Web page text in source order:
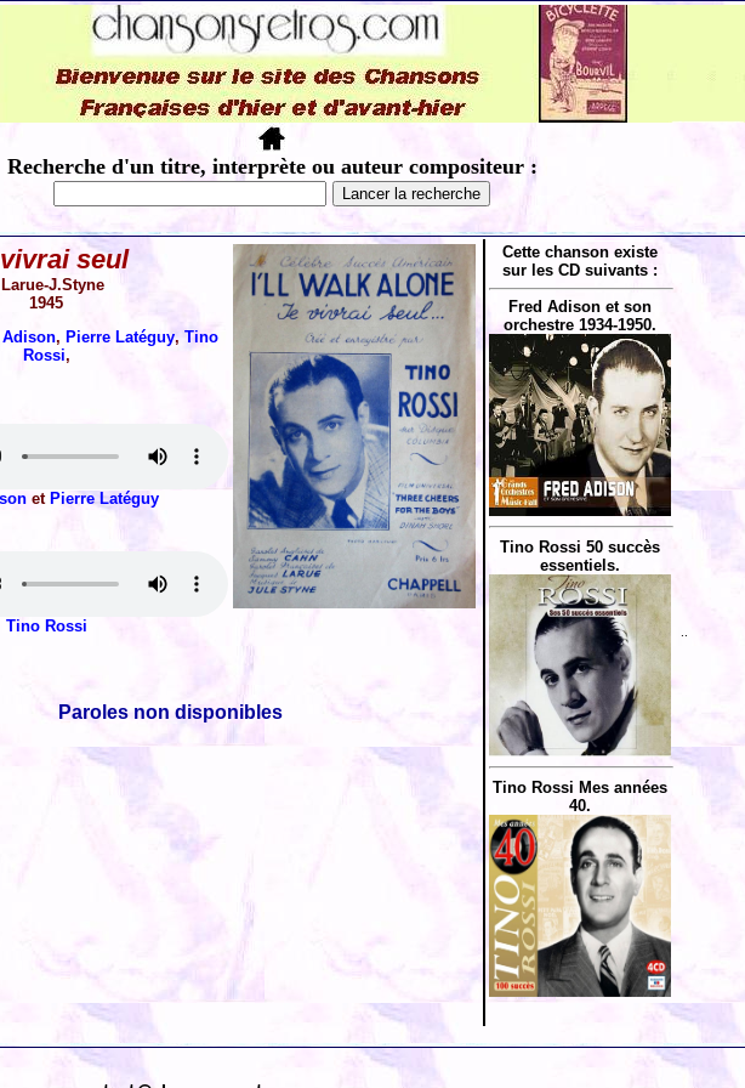
Recherche d'un titre, interprète ou auteur compositeur :
seul
J.Styne
1945
Adison, Pierre Latéguy, Tino
Rossi,
et Pierre Latéguy
Tino Rossi
Paroles non disponibles
Cette chanson existe
sur les CD suivants :
Fred Adison et son
orchestre 1934-1950.
Tino Rossi 50 succès
essentiels.
Tino Rossi Mes années
40.